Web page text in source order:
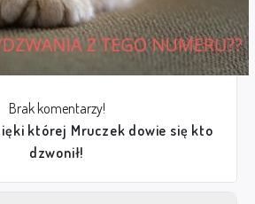
Brak komentarzy!
której Mruczek dowie się kto
dzwonił!